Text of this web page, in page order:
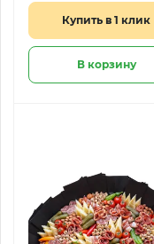
малиной
Купить в 1 клик
В корзину